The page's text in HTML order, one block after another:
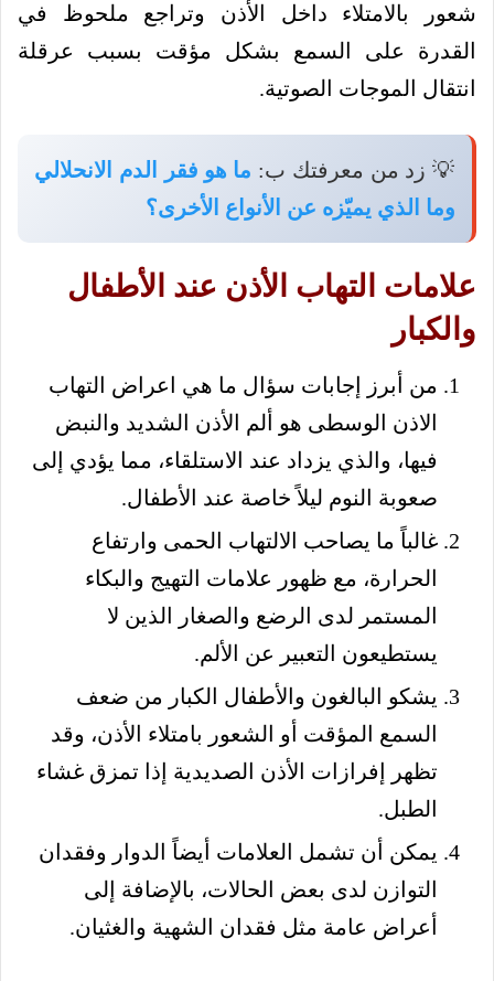
شعور بالامتلاء داخل الأذن وتراجع ملحوظ في
القدرة على السمع بشكل مؤقت بسبب عرقلة
انتقال الموجات الصوتية.
💡 زد من معرفتك ب: ما هو فقر الدم الانحلالي
وما الذي يميّزه عن الأنواع الأخرى؟
علامات التهاب الأذن عند الأطفال
والكبار
من أبرز إجابات سؤال ما هي اعراض التهاب
الاذن الوسطى هو ألم الأذن الشديد والنبض
فيها، والذي يزداد عند الاستلقاء، مما يؤدي إلى
صعوبة النوم ليلاً خاصة عند الأطفال.
غالباً ما يصاحب الالتهاب الحمى وارتفاع
الحرارة، مع ظهور علامات التهيج والبكاء
المستمر لدى الرضع والصغار الذين لا
يستطيعون التعبير عن الألم.
يشكو البالغون والأطفال الكبار من ضعف
السمع المؤقت أو الشعور بامتلاء الأذن، وقد
تظهر إفرازات الأذن الصديدية إذا تمزق غشاء
الطبل.
يمكن أن تشمل العلامات أيضاً الدوار وفقدان
التوازن لدى بعض الحالات، بالإضافة إلى
أعراض عامة مثل فقدان الشهية والغثيان.